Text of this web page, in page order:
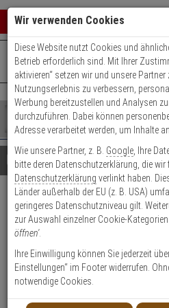
Warenkorb
0 ARTIKEL
Ihr
Ergebnisse ()
Shop
durchsuchen
Bitte
geben
Sie
mindestens
Zeichen
ein,
um
Suche
Es
wurde
noch
Kategorien
Suche
gestartet
+49 (0)821 899 493-0Mo. - Do.: 8:00
Kontaktservice
Details Beratung
Abus RH414 F1
für Holztüren,alu.
Produktmerkmale
Datenblatt drucken
Wir verwenden Cookies
Diese Website nutzt Cookies und
Betrieb erforderlich sind. Mit Ihrer
aktivieren“ setzen wir und unsere
Nutzungserlebnis zu verbessern,
Werbung bereitzustellen und Analysen
durchzuführen. Dabei können
Adresse verarbeitet werden, um Inhalte
Wie unsere Partner, z. B. Google , Ihre
bitte deren Datenschutzerklärung, die wir
Datenschutzerklärung verlinkt haben.
Länder außerhalb der EU (z. B. USA)
geringeres Datenschutzniveau gilt.
zur Auswahl einzelner Cookie-
öffnen'.
Ihre Einwilligung können Sie jederzeit
Einstellungen“ im Footer widerrufen.
notwendige Cookies.